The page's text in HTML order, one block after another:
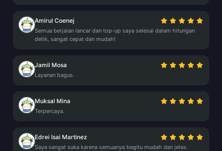
Amirul Coenej
Semua berjalan lancar dan top-up saya selesai dalam hitungan
detik, sangat cepat dan mudah!
Jamil Mosa
Layanan bagus.
Muksal Mina
Terpercaya.
Edrei Isai Martinez
Saya sangat suka karena semuanya begitu mudah dan jelas.